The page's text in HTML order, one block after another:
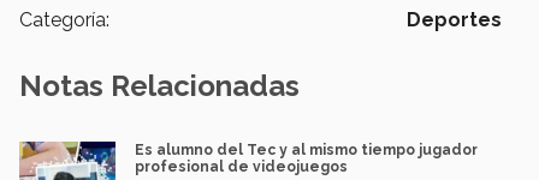
Categoría: Deportes
Notas Relacionadas
Es alumno del Tec y al mismo tiempo jugador
profesional de videojuegos